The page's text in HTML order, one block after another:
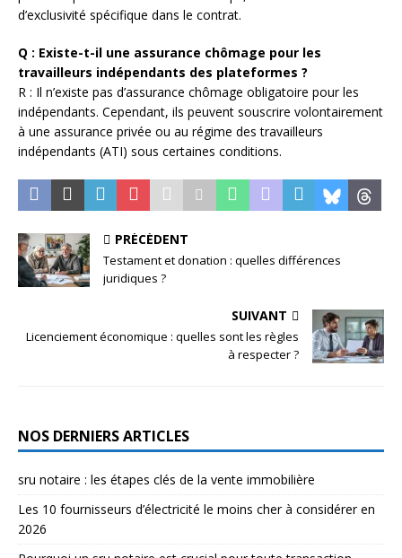
d’exclusivité spécifique dans le contrat.
Q : Existe-t-il une assurance chômage pour les
travailleurs indépendants des plateformes ?
R : Il n’existe pas d’assurance chômage obligatoire pour les
indépendants. Cependant, ils peuvent souscrire volontairement
à une assurance privée ou au régime des travailleurs
indépendants (ATI) sous certaines conditions.
PRÉCÉDENT
Testament et donation : quelles différences
juridiques ?
SUIVANT
Licenciement économique : quelles sont les règles
à respecter ?
NOS DERNIERS ARTICLES
sru notaire : les étapes clés de la vente immobilière
Les 10 fournisseurs d’électricité le moins cher à considérer en
2026